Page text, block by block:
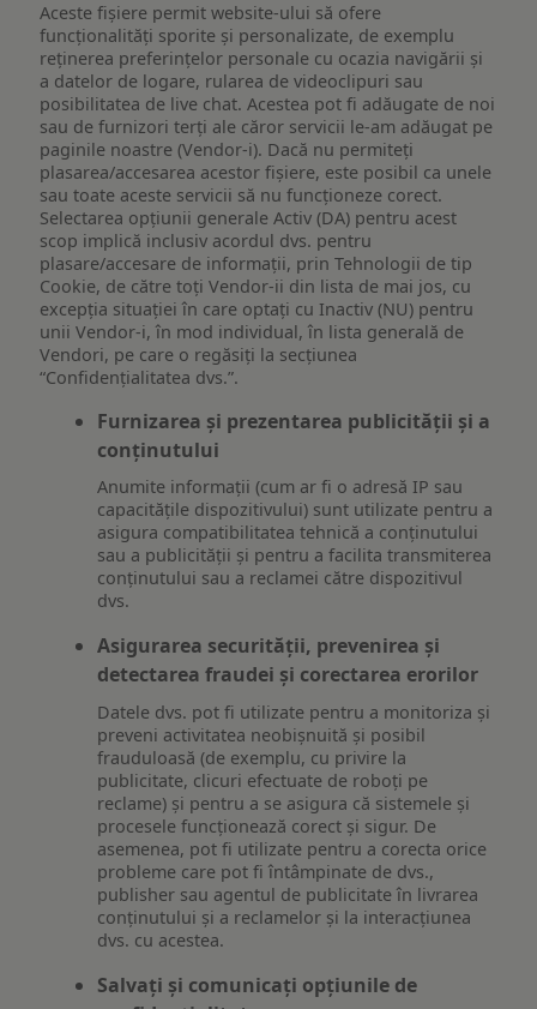
Aceste fișiere permit website-ului să ofere
funcționalități sporite și personalizate, de exemplu
reţinerea preferinţelor personale cu ocazia navigării și
a datelor de logare, rularea de videoclipuri sau
posibilitatea de live chat. Acestea pot fi adăugate de noi
sau de furnizori terți ale căror servicii le-am adăugat pe
paginile noastre (Vendor-i). Dacă nu permiteți
plasarea/accesarea acestor fișiere, este posibil ca unele
sau toate aceste servicii să nu funcționeze corect.
Selectarea opțiunii generale Activ (DA) pentru acest
scop implică inclusiv acordul dvs. pentru
plasare/accesare de informații, prin Tehnologii de tip
Cookie, de către toți Vendor-ii din lista de mai jos, cu
excepția situației în care optați cu Inactiv (NU) pentru
unii Vendor-i, în mod individual, în lista generală de
Vendori, pe care o regăsiți la secțiunea
“Confidențialitatea dvs.”.
Furnizarea și prezentarea publicității și a
conținutului
Anumite informații (cum ar fi o adresă IP sau
capacitățile dispozitivului) sunt utilizate pentru a
asigura compatibilitatea tehnică a conținutului
sau a publicității și pentru a facilita transmiterea
conținutului sau a reclamei către dispozitivul
dvs.
Asigurarea securității, prevenirea și
detectarea fraudei și corectarea erorilor
Datele dvs. pot fi utilizate pentru a monitoriza și
preveni activitatea neobișnuită și posibil
frauduloasă (de exemplu, cu privire la
publicitate, clicuri efectuate de roboți pe
reclame) și pentru a se asigura că sistemele și
procesele funcționează corect și sigur. De
asemenea, pot fi utilizate pentru a corecta orice
probleme care pot fi întâmpinate de dvs.,
publisher sau agentul de publicitate în livrarea
conținutului și a reclamelor și la interacțiunea
dvs. cu acestea.
Salvați și comunicați opțiunile de